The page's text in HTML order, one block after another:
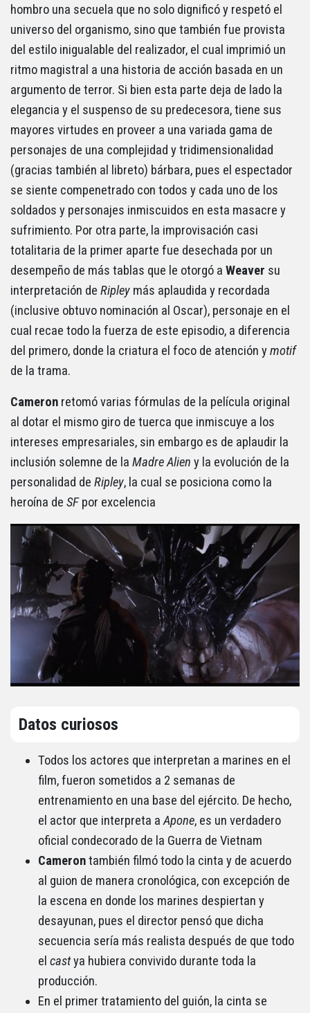
hombro una secuela que no solo dignificó y respetó el
universo del organismo, sino que también fue provista
del estilo inigualable del realizador, el cual imprimió un
ritmo magistral a una historia de acción basada en un
argumento de terror. Si bien esta parte deja de lado la
elegancia y el suspenso de su predecesora, tiene sus
mayores virtudes en proveer a una variada gama de
personajes de una complejidad y tridimensionalidad
(gracias también al libreto) bárbara, pues el espectador
se siente compenetrado con todos y cada uno de los
soldados y personajes inmiscuidos en esta masacre y
sufrimiento. Por otra parte, la improvisación casi
totalitaria de la primer aparte fue desechada por un
desempeño de más tablas que le otorgó a Weaver su
interpretación de Ripley más aplaudida y recordada
(inclusive obtuvo nominación al Oscar), personaje en el
cual recae todo la fuerza de este episodio, a diferencia
del primero, donde la criatura el foco de atención ymotif
de la trama.
Cameron retomó varias fórmulas de la película original
al dotar el mismo giro de tuerca que inmiscuye a los
intereses empresariales, sin embargo es de aplaudir la
inclusión solemne de la Madre Alien y la evolución de la
personalidad de Ripley, la cual se posiciona como la
heroína de SFpor excelencia
Datos curiosos
Todos los actores que interpretan a marines en el
film, fueron sometidos a 2 semanas de
entrenamiento en una base del ejército. De hecho,
el actor que interpreta aApone, es un verdadero
oficial condecorado de la Guerra de Vietnam
Camerontambién filmó todo la cinta y de acuerdo
al guion de manera cronológica, con excepción de
la escena en donde los marines despiertan y
desayunan, pues el director pensó que dicha
secuencia sería más realista después de que todo
el castya hubiera convivido durante toda la
producción.
En el primer tratamiento del guión, la cinta se